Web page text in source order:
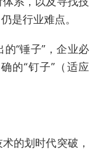
是行业难点。
“锤子”，企业必
的“钉子”（适应
的划时代突破，